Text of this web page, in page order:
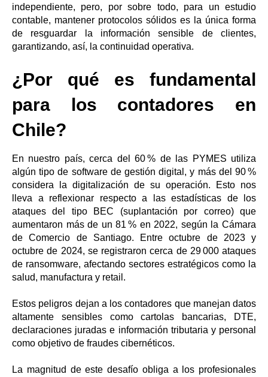
independiente, pero, por sobre todo, para un estudio
contable, mantener protocolos sólidos es la única forma
de resguardar la información sensible de clientes,
garantizando, así, la continuidad operativa.
¿Por qué es fundamental
para los contadores en
Chile?
En nuestro país, cerca del 60 % de las PYMES utiliza
algún tipo de software de gestión digital, y más del 90 %
considera la digitalización de su operación. Esto nos
lleva a reflexionar respecto a las estadísticas de los
ataques del tipo BEC (suplantación por correo) que
aumentaron más de un 81 % en 2022, según la Cámara
de Comercio de Santiago. Entre octubre de 2023 y
octubre de 2024, se registraron cerca de 29 000 ataques
de ransomware, afectando sectores estratégicos como la
salud, manufactura y retail.
Estos peligros dejan a los contadores que manejan datos
altamente sensibles como cartolas bancarias, DTE,
declaraciones juradas e información tributaria y personal
como objetivo de fraudes cibernéticos.
La magnitud de este desafío obliga a los profesionales